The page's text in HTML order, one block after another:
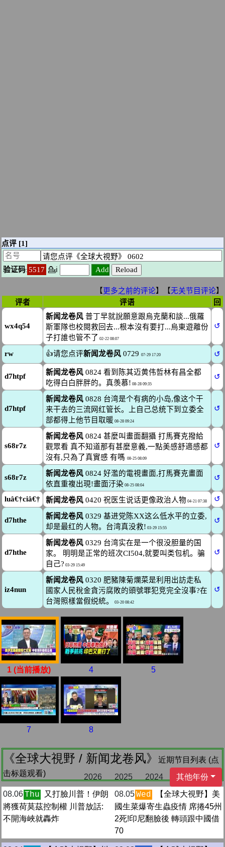
1 (当前播放) 4 5
7 8
《全球大視野 / 新闻龙卷风》
近期节目列表 (点
击标题观看)
2026 2025 2024
其他年份
08.06Thu
又打臉川普！伊朗
將獲荷莫茲控制權 川普放話:
不開海峽就轟炸
08.05Wed
【全球大視野】美
國生菜爆寄生蟲疫情 席捲45州
2死!印尼翻臉後 轉頭跟中國借
70